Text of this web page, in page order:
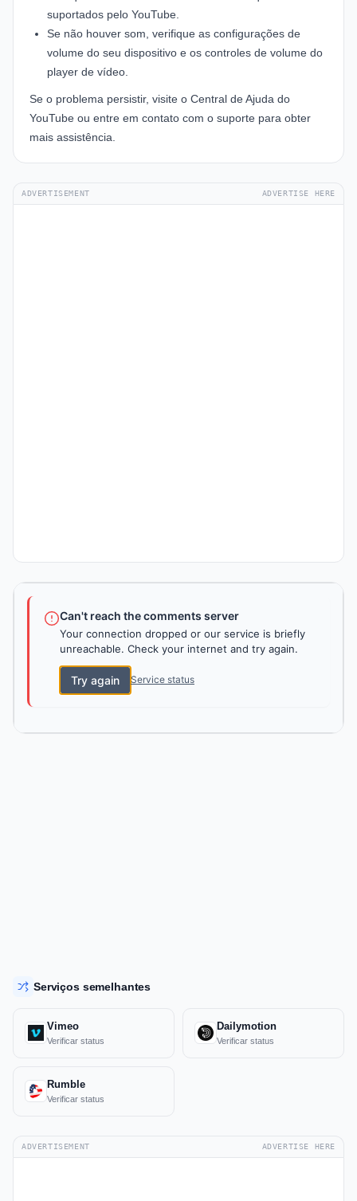
suportados pelo YouTube.
Se não houver som, verifique as configurações de
volume do seu dispositivo e os controles de volume do
player de vídeo.
Se o problema persistir, visite o Central de Ajuda do
YouTube ou entre em contato com o suporte para obter
mais assistência.
ADVERTISEMENT ADVERTISE HERE
Can't reach the comments server
Your connection dropped or our service is briefly
unreachable. Check your internet and try again.
Try again Service status
Serviços semelhantes
Vimeo
Verificar status
Dailymotion
Verificar status
Rumble
Verificar status
ADVERTISEMENT ADVERTISE HERE